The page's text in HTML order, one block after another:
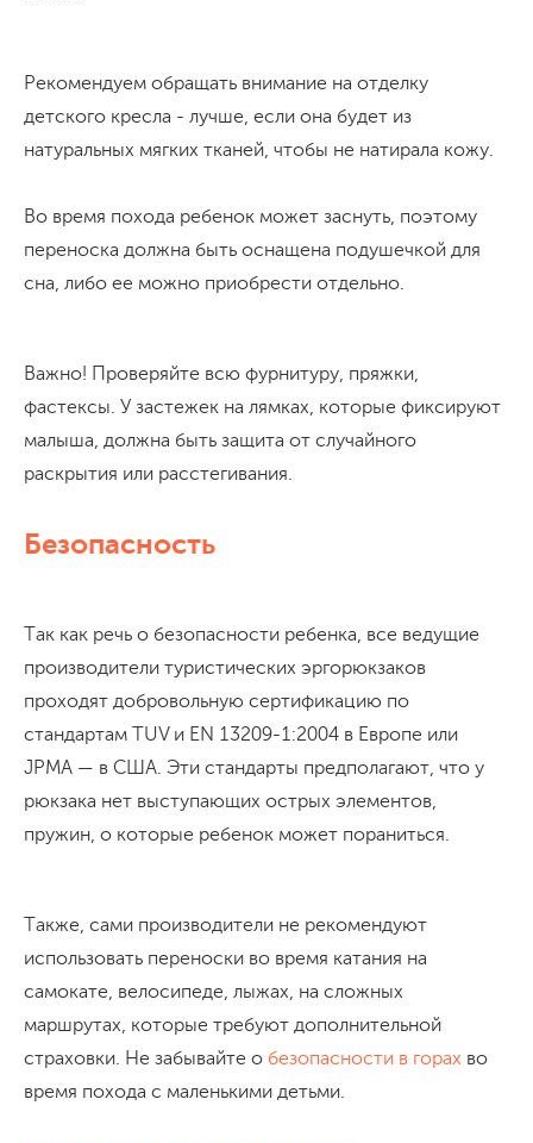
Рекомендуем обращать внимание на отделку
детского кресла - лучше, если она будет из
натуральных мягких тканей, чтобы не натирала кожу.
Во время похода ребенок может заснуть, поэтому
переноска должна быть оснащена подушечкой для
сна, либо ее можно приобрести отдельно.
Важно! Проверяйте всю фурнитуру, пряжки,
фастексы. У застежек на лямках, которые фиксируют
малыша, должна быть защита от случайного
раскрытия или расстегивания.
Безопасность
Так как речь о безопасности ребенка, все ведущие
производители туристических эргорюкзаков
проходят добровольную сертификацию по
стандартам TUV и EN 13209-1:2004 в Европе или
JPMA — в США. Эти стандарты предполагают, что у
рюкзака нет выступающих острых элементов,
пружин, о которые ребенок может пораниться.
Также, сами производители не рекомендуют
использовать переноски во время катания на
самокате, велосипеде, лыжах, на сложных
маршрутах, которые требуют дополнительной
страховки. Не забывайте о безопасности в горах во
время похода с маленькими детьми.